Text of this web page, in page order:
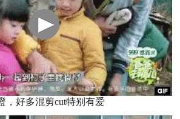
，好多混剪cut特别有爱